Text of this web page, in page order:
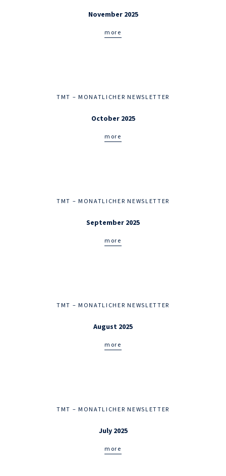
November 2025
more
TMT – MONATLICHER NEWSLETTER
October 2025
more
TMT – MONATLICHER NEWSLETTER
September 2025
more
TMT – MONATLICHER NEWSLETTER
August 2025
more
TMT – MONATLICHER NEWSLETTER
July 2025
more